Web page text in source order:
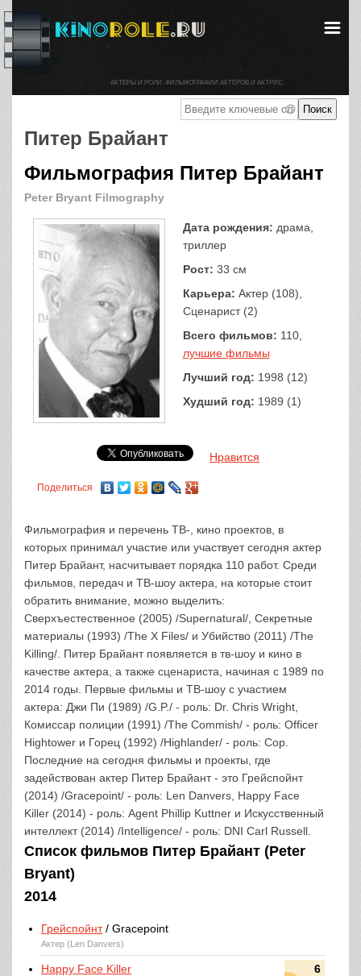
Питер Брайант
Фильмография Питер Брайант
Peter Bryant Filmography
Дата рождения: драма,
триллер
Рост: 33 см
Карьера: Актер (108),
Сценарист (2)
Всего фильмов: 110,
лучшие фильмы
Лучший год: 1998 (12)
Худший год: 1989 (1)
Нравится
Поделиться
Фильмография и перечень ТВ-, кино проектов, в
которых принимал участие или участвует сегодня актер
Питер Брайант, насчитывает порядка 110 работ. Среди
фильмов, передач и ТВ-шоу актера, на которые стоит
обратить внимание, можно выделить:
Сверхъестественное (2005) /Supernatural/, Секретные
материалы (1993) /The X Files/ и Убийство (2011) /The
Killing/. Питер Брайант появляется в тв-шоу и кино в
качестве актера, а также сценариста, начиная с 1989 по
2014 годы. Первые фильмы и ТВ-шоу с участием
актера: Джи Пи (1989) /G.P./ - роль: Dr. Chris Wright,
Комиссар полиции (1991) /The Commish/ - роль: Officer
Hightower и Горец (1992) /Highlander/ - роль: Cop.
Последние на сегодня фильмы и проекты, где
задействован актер Питер Брайант - это Грейспойнт
(2014) /Gracepoint/ - роль: Len Danvers, Happy Face
Killer (2014) - роль: Agent Phillip Kuttner и Искусственный
интеллект (2014) /Intelligence/ - роль: DNI Carl Russell.
Список фильмов Питер Брайант (Peter
Bryant)
2014
Грейспойнт/ Gracepoint
Актер (Len Danvers)
6
Happy Face Killer
АКТЕРЫ И РОЛИ. ФИЛЬМОГРАФИИ АКТЕРОВ И АКТРИС.